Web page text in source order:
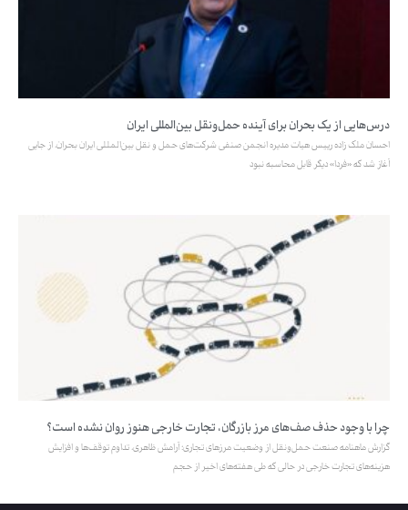
درس‌هایی از یک بحران برای آینده حمل‌ونقل بین‌المللی ایران
احسان ملک زاده رییس هیات مدیره انجمن صنفی شرکت‌های حمل و نقل بین‌المللی ایران بحران، از جایی
آغاز شد که «فردا» دیگر قابل محاسبه نبود
چرا با وجود حذف صف‌های مرز بازرگان، تجارت خارجی هنوز روان نشده است؟
گزارش ماهنامه صنعت حمل‌ونقل از وضعیت مرزهای تجاری؛ آرامش ظاهری، تداوم توقف‌ها و افزایش
هزینه‌های تجارت خارجی در حالی که طی هفته‌های اخیر از حجم